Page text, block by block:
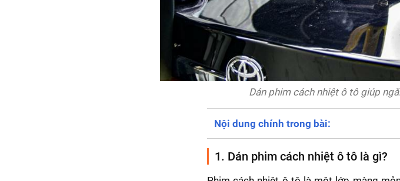
Dán phim cách nhiệt ô tô giúp
Nội dung chính trong bài:
1. Dán phim cách nhiệt ô tô là gì?